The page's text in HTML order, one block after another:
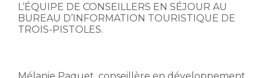
L’ÉQUIPE DE CONSEILLERS EN SÉJOUR AU
BUREAU D’INFORMATION TOURISTIQUE DE
TROIS-PISTOLES.